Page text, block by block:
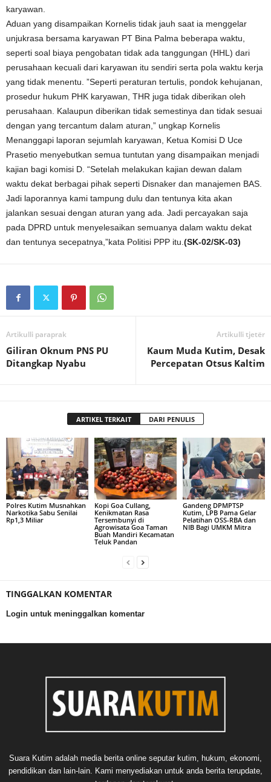
karyawan.
Aduan yang disampaikan Kornelis tidak jauh saat ia menggelar
unjukrasa bersama karyawan PT Bina Palma beberapa waktu,
seperti soal biaya pengobatan tidak ada tanggungan (HHL) dari
perusahaan kecuali dari karyawan itu sendiri serta pola waktu kerja
yang tidak menentu. ”Seperti peraturan tertulis, pondok kehujanan,
prosedur hukum PHK karyawan, THR juga tidak diberikan oleh
perusahaan. Kalaupun diberikan tidak semestinya dan tidak sesuai
dengan yang tercantum dalam aturan,” ungkap Kornelis
Menanggapi laporan sejumlah karyawan, Ketua Komisi D Uce
Prasetio menyebutkan semua tuntutan yang disampaikan menjadi
kajian bagi komisi D. “Setelah melakukan kajian dewan dalam
waktu dekat berbagai pihak seperti Disnaker dan manajemen BAS.
Jadi laporannya kami tampung dulu dan tentunya kita akan
jalankan sesuai dengan aturan yang ada. Jadi percayakan saja
pada DPRD untuk menyelesaikan semuanya dalam waktu dekat
dan tentunya secepatnya,”kata Politisi PPP itu. (SK-02/SK-03)
Artikulli paraprak
Giliran Oknum PNS PU
Ditangkap Nyabu
Artikulli tjetër
Kaum Muda Kutim, Desak
Percepatan Otsus Kaltim
ARTIKEL TERKAIT DARI PENULIS
Polres Kutim Musnahkan
Narkotika Sabu Senilai
Rp1,3 Miliar
Kopi Goa Cullang,
Kenikmatan Rasa
Tersembunyi di
Agrowisata Goa Taman
Buah Mandiri Kecamatan
Teluk Pandan
Gandeng DPMPTSP
Kutim, LPB Pama Gelar
Pelatihan OSS-RBA dan
NIB Bagi UMKM Mitra
TINGGALKAN KOMENTAR
Login untuk meninggalkan komentar
Suara Kutim adalah media berita online seputar kutim, hukum, ekonomi,
pendidikan dan lain-lain. Kami menyediakan untuk anda berita terupdate,